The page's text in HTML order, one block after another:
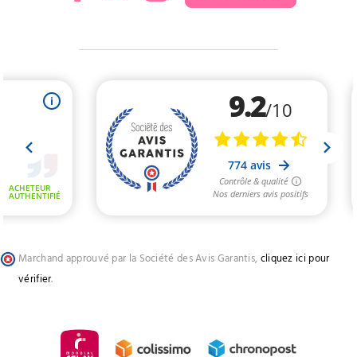
Marchand approuvé par la Société des Avis Garantis, cliquez ici pour
vérifier.